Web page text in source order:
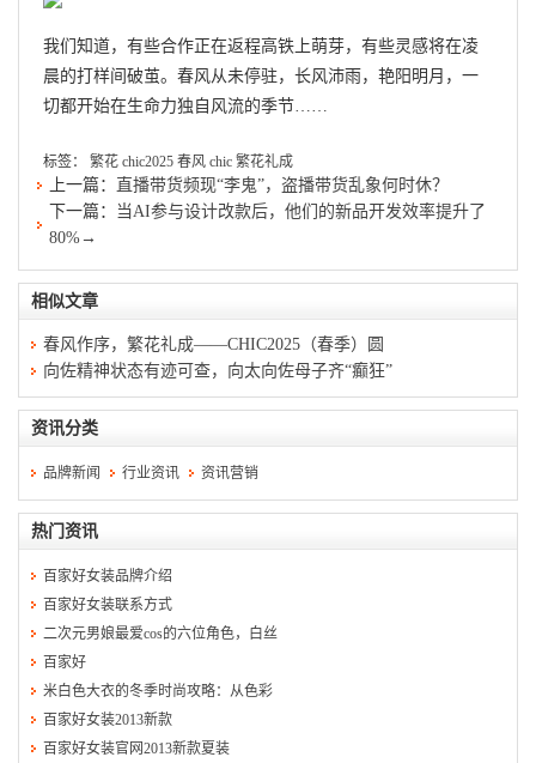
我们知道，有些合作正在返程高铁上萌芽，有些灵感将在凌
晨的打样间破茧。春风从未停驻，长风沛雨，艳阳明月，一
切都开始在生命力独自风流的季节……
标签： 繁花 chic2025 春风 chic 繁花礼成
上一篇：
直播带货频现“李鬼”，盗播带货乱象何时休？
下一篇：
当AI参与设计改款后，他们的新品开发效率提升了
80%→
相似文章
春风作序，繁花礼成——CHIC2025（春季）圆
向佐精神状态有迹可查，向太向佐母子齐“癫狂”
资讯分类
品牌新闻 行业资讯 资讯营销
热门资讯
百家好女装品牌介绍
百家好女装联系方式
二次元男娘最爱cos的六位角色，白丝
百家好
米白色大衣的冬季时尚攻略：从色彩
百家好女装2013新款
百家好女装官网2013新款夏装